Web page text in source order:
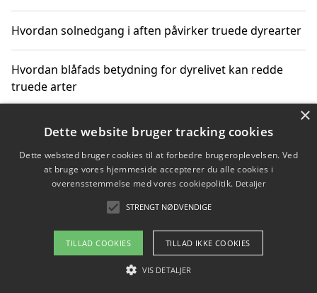
Hvordan solnedgang i aften påvirker truede dyrearter
Hvordan blåfads betydning for dyrelivet kan redde
truede arter
Hvordan kan gaver til unge voksne støtte bevarelsen
Copyright 2026 - Pilanto Aps
Om / kontakt
Blog Betingelser
×
Dette website bruger tracking cookies
Dette websted bruger cookies til at forbedre brugeroplevelsen. Ved
at bruge vores hjemmeside accepterer du alle cookies i
overensstemmelse med vores cookiepolitik. Detaljer
STRENGT NØDVENDIGE
TILLAD COOKIES TILLAD IKKE COOKIES
VIS DETALJER